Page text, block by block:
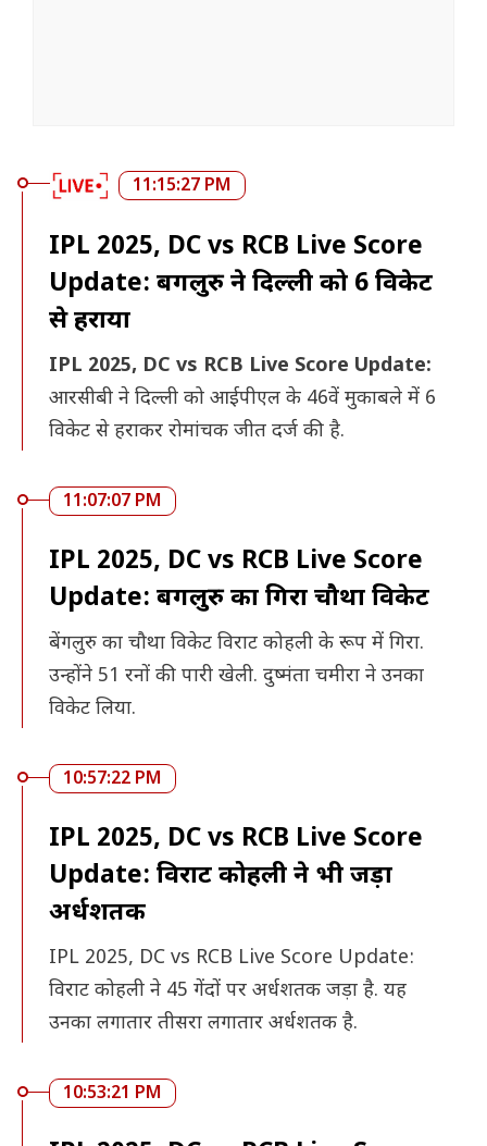
11:15:27 PM
IPL 2025, DC vs RCB Live Score
Update: बेंगलुरु ने दिल्ली को 6 विकेट
से हराया
IPL 2025, DC vs RCB Live Score Update:
आरसीबी ने दिल्ली को आईपीएल के 46वें मुकाबले में 6
विकेट से हराकर रोमांचक जीत दर्ज की है.
11:07:07 PM
IPL 2025, DC vs RCB Live Score
Update: बेंगलुरु का गिरा चौथा विकेट
बेंगलुरु का चौथा विकेट विराट कोहली के रूप में गिरा.
उन्होंने 51 रनों की पारी खेली. दुष्मंता चमीरा ने उनका
विकेट लिया.
10:57:22 PM
IPL 2025, DC vs RCB Live Score
Update: विराट कोहली ने भी जड़ा
अर्धशतक
IPL 2025, DC vs RCB Live Score Update:
विराट कोहली ने 45 गेंदों पर अर्धशतक जड़ा है. यह
उनका लगातार तीसरा लगातार अर्धशतक है.
10:53:21 PM